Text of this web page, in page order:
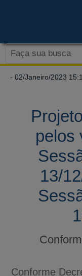
- 02/Janeiro/2023
pelos
13/
Conforme